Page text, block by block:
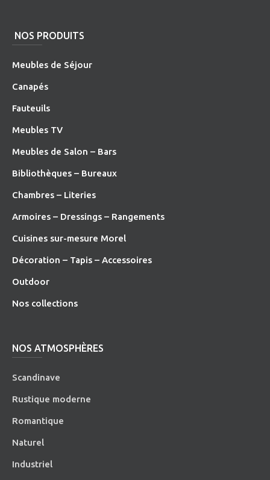
NOS PRODUITS
Meubles de Séjour
Canapés
Fauteuils
Meubles TV
Meubles de Salon – Bars
Bibliothèques – Bureaux
Chambres – Literies
Armoires – Dressings – Rangements
Cuisines sur-mesure Morel
Décoration – Tapis – Accessoires
Outdoor
Nos collections
NOS ATMOSPHÈRES
Scandinave
Rustique moderne
Romantique
Naturel
Industriel